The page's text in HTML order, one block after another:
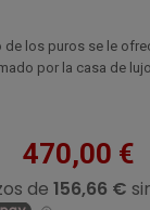
de los puros se le
por la casa de
470,00 €